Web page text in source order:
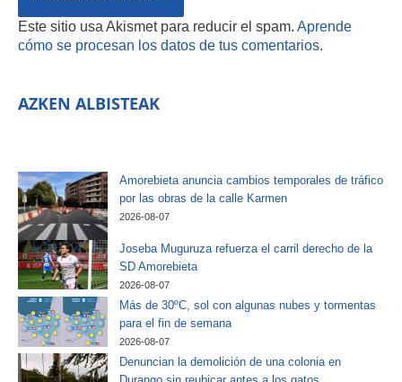
Este sitio usa Akismet para reducir el spam. Aprende
cómo se procesan los datos de tus comentarios.
AZKEN ALBISTEAK
Amorebieta anuncia cambios temporales de tráfico
por las obras de la calle Karmen
2026-08-07
Joseba Muguruza refuerza el carril derecho de la
SD Amorebieta
2026-08-07
Más de 30ºC, sol con algunas nubes y tormentas
para el fin de semana
2026-08-07
Denuncian la demolición de una colonia en